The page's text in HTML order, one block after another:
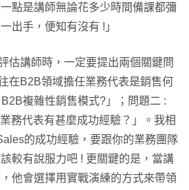
點是講師無論花多少時間備課都彌
出手，便知有沒有 !」
估講師時，一定要提出兩個關鍵問
在B2B領域擔任業務代表是銷售何
複雜性銷售模式?」；問題二 :
務代表有甚麼成功經驗？」。我相
的成功經驗，要跟你的業務團隊
較有說服力吧 ! 更關鍵的是，當講
他會選擇用實戰演練的方式來帶領